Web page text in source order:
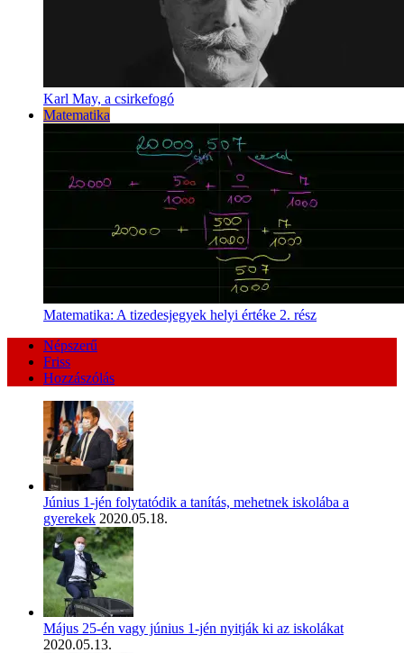
Karl May, a csirkefogó
Matematika
Matematika: A tizedesjegyek helyi értéke 2. rész
Népszerű
Friss
Hozzászólás
Június 1-jén folytatódik a tanítás, mehetnek iskolába a
gyerekek 2020.05.18.
Május 25-én vagy június 1-jén nyitják ki az iskolákat
2020.05.13.